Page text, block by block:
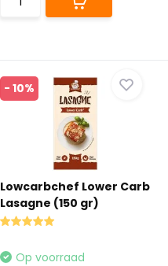
- 10%
Lowcarbchef Lower Carb
Lasagne (150 gr)
Op voorraad